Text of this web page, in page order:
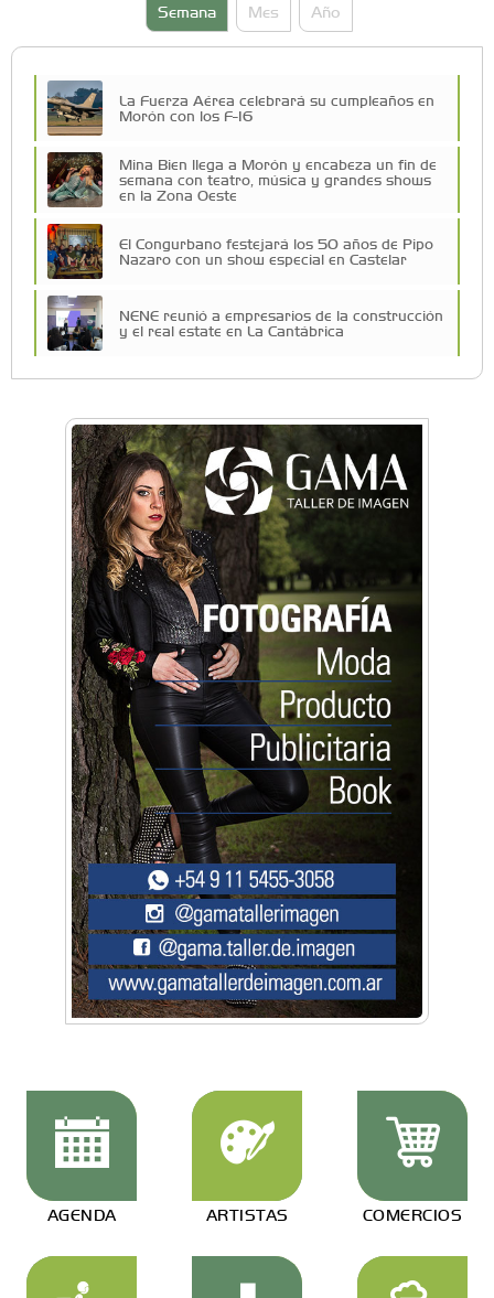
Semana Mes Año
La Fuerza Aérea celebrará su cumpleaños en
Morón con los F-16
Mina Bien llega a Morón y encabeza un fin de
semana con teatro, música y grandes shows
en la Zona Oeste
El Congurbano festejará los 50 años de Pipo
Nazaro con un show especial en Castelar
NENE reunió a empresarios de la construcción
y el real estate en La Cantábrica
Una compañía teatral de Castelar competirá
por el Premio FEBA Cultura
La primera vez que Eva Perón voló en avión lo
hizo desde Morón
Mariana Croce: "Hoy las empresas necesitan
un asesoramiento integral para crecer con
seguridad"
Música, teatro, yoga, danza y mucho más:
Conocé todos los talleres para aprender y
disfrutar en la Zona Oeste
AGENDA ARTISTAS COMERCIOS